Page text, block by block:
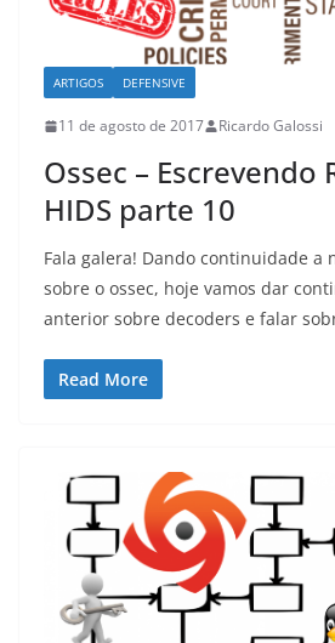
ARTIGOS DEFENSIVE
11 de agosto de 2017 Ricardo Galossi
Ossec – Escrevendo
HIDS parte 10
Fala galera! Dando continuidade a
sobre o ossec, hoje vamos dar
anterior sobre decoders e falar
Read More